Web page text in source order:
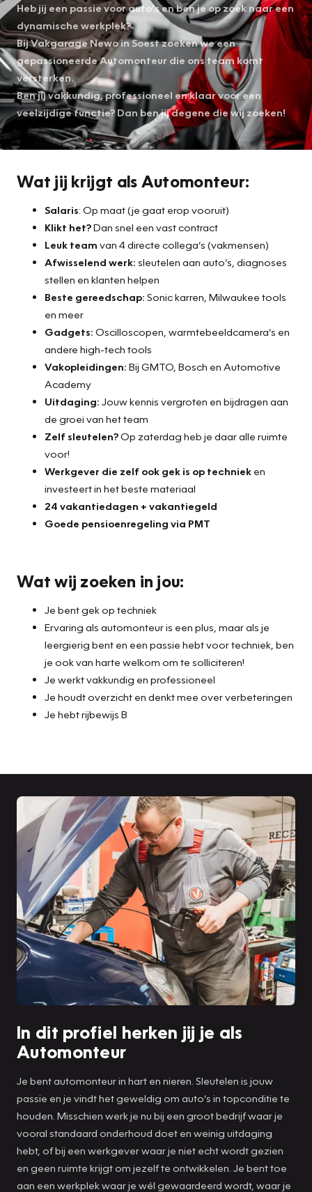
Heb jij een passie voor auto’s en ben je op zoek naar een
dynamische werkplek?
Bij Vakgarage Newo in Soest zoeken we een
gepassioneerde Automonteur die ons team komt
versterken.
Ben jij vakkundig, professioneel en klaar voor een
veelzijdige functie? Dan ben jij degene die wij zoeken!
Wat jij krijgt als Automonteur:
Salaris: Op maat (je gaat erop vooruit)
Klikt het?Dan snel een vast contract
Leuk team van 4 directe collega’s (vakmensen)
Afwisselend werk: sleutelen aan auto’s, diagnoses
stellen en klanten helpen
Beste gereedschap: Sonic karren, Milwaukee tools
en meer
Gadgets: Oscilloscopen, warmtebeeldcamera’s en
andere high-tech tools
Vakopleidingen: Bij GMTO, Bosch en Automotive
Academy
Uitdaging: Jouw kennis vergroten en bijdragen aan
de groei van het team
Zelf sleutelen?Op zaterdag heb je daar alle ruimte
voor!
Werkgever die zelf ook gek is op techniek en
investeert in het beste materiaal
24 vakantiedagen + vakantiegeld
Goede pensioenregeling via PMT
Wat wij zoeken in jou:
Je bent gek op techniek
Ervaring als automonteur is een plus, maar als je
leergierig bent en een passie hebt voor techniek, ben
je ook van harte welkom om te solliciteren!
Je werkt vakkundig en professioneel
Je houdt overzicht en denkt mee over verbeteringen
Je hebt rijbewijs B
In dit profiel herken jij je als
Automonteur
Je bent automonteur in hart en nieren. Sleutelen is jouw
passie en je vindt het geweldig om auto’s in topconditie te
houden. Misschien werk je nu bij een groot bedrijf waar je
vooral standaard onderhoud doet en weinig uitdaging
hebt, of bij een werkgever waar je niet echt wordt gezien
en geen ruimte krijgt om jezelf te ontwikkelen. Je bent toe
aan een werkplek waar je wél gewaardeerd wordt, waar je